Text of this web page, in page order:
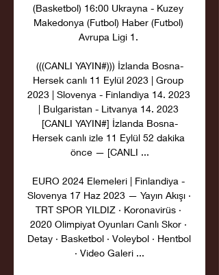
(Basketbol) 16:00 Ukrayna - Kuzey
Makedonya (Futbol) Haber (Futbol)
Avrupa Ligi 1.
(((CANLI YAYIN#))) İzlanda Bosna-
Hersek canlı 11 Eylül 2023 | Group
2023 | Slovenya - Finlandiya 14. 2023
| Bulgaristan - Litvanya 14. 2023
[CANLI YAYIN#] İzlanda Bosna-
Hersek canlı izle 11 Eylül 52 dakika
önce — [CANLI ...
EURO 2024 Elemeleri | Finlandiya -
Slovenya 17 Haz 2023 — Yayın Akışı ·
TRT SPOR YILDIZ · Koronavirüs ·
2020 Olimpiyat Oyunları Canlı Skor ·
Detay · Basketbol · Voleybol · Hentbol
· Video Galeri ...